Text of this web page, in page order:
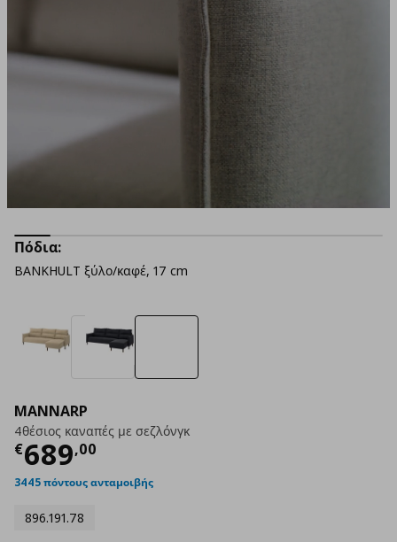
MANNARP
4θέσιος καναπές με σεζλόνγκ
€689,00
Τρέχουσα τιμή
3445 πόντους ανταμοιβής
896.191.78
Πόδια:
BANKHULT ξύλο/καφέ, 17 cm